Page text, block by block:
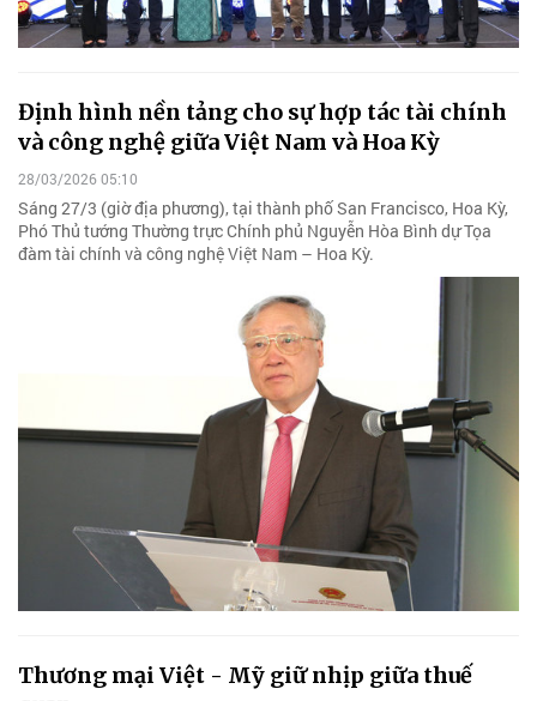
Định hình nền tảng cho sự hợp tác tài chính
và công nghệ giữa Việt Nam và Hoa Kỳ
28/03/2026 05:10
Sáng 27/3 (giờ địa phương), tại thành phố San Francisco, Hoa Kỳ,
Phó Thủ tướng Thường trực Chính phủ Nguyễn Hòa Bình dự Tọa
đàm tài chính và công nghệ Việt Nam – Hoa Kỳ.
Thương mại Việt - Mỹ giữ nhịp giữa thuế